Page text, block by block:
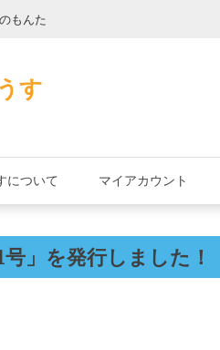
もんた
す
について マイアカウント
」を発行しました！